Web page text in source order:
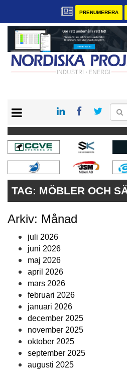
PRENUMERERA
KONTAKT
VÅRA ANDRA MAGASIN
PRENUMERERA
ANNONSERA
TAG: MÖBLER OCH
Arkiv: Månad
juli 2026
juni 2026
maj 2026
april 2026
mars 2026
februari 2026
januari 2026
december 2025
november 2025
oktober 2025
september 2025
augusti 2025